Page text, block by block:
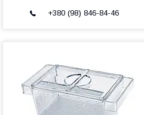
+380 (98) 846-84-46